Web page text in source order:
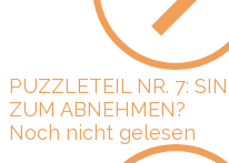
PUZZLETEIL NR. 7:
ZUM ABNEHMEN?
Noch nicht gelesen